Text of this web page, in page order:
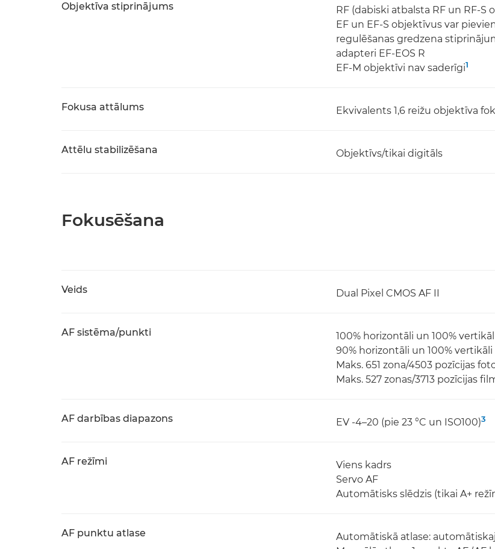
Objektīva stiprinājums
RF (dabiski atbalsta RF un RF-S
EF un EF-S objektīvus var
regulēšanas gredzena
adapteri EF-EOS R
EF-M objektīvi nav saderīgi1
Fokusa attālums Ekvivalents 1,6 reižu objektīva
Attēlu stabilizēšana Objektīvs/tikai digitāls
Fokusēšana
Veids Dual Pixel CMOS AF II
AF sistēma/punkti
100% horizontāli un 100%
90% horizontāli un 100%
Maks. 651 zona/4503 pozīcijas
Maks. 527 zonas/3713 pozīcijas
AF darbības diapazons EV -4–20 (pie 23 °C un ISO100)3
AF režīmi
Viens kadrs
Servo AF
Automātisks slēdzis (tikai A+
AF punktu atlase
Automātiskā atlase: